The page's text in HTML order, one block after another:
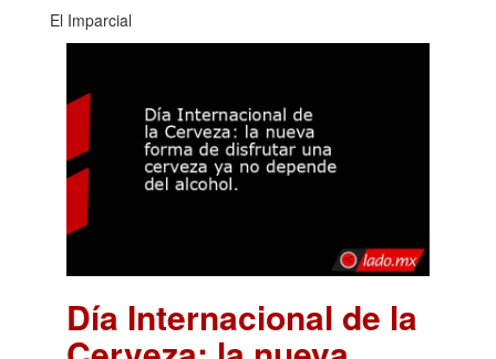
El Imparcial
Día Internacional de la